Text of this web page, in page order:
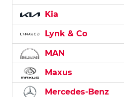
Kia
Lynk & Co
MAN
Maxus
Mercedes-Benz